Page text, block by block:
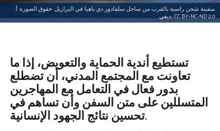
سفينة شحن راسية بالقرب من ساحل سلفادور دي باهيا في البرازيل. حقوق الصورة: أ.
ديفي، CC BY-NC-ND 2.0
تستطيع أندية الحماية والتعويض، إذا ما
تعاونت مع المجتمع المدني، أن تضطلع
بدور فعال في التعامل مع المهاجرين
المتسللين على متن السفن وأن تساهم في
تحسين نتائج الجهود الإنسانية.